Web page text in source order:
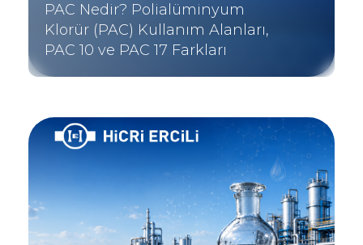
PAC Nedir? Polialüminyum
Klorür (PAC) Kullanım Alanları,
PAC 10 ve PAC 17 Farkları